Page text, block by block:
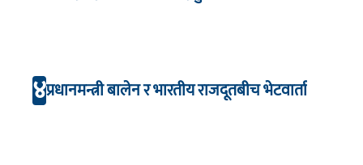
४प्रधानमन्त्री बालेन र भारतीय राजदूतबीच भेटवार्ता